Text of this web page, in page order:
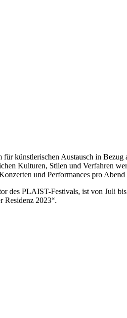
künstlerischen Austausch in
Kulturen, Stilen und Verfahren
und Performances pro Abend
PLAIST-Festivals, ist von Juli
Residenz 2023“.